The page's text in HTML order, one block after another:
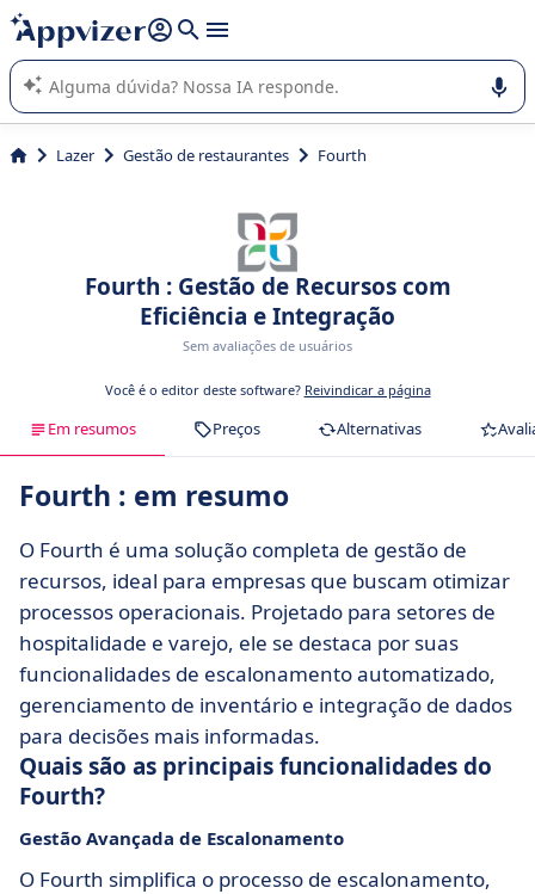
de nossa IA (várias linhas com
A IA do Appvizer o orienta no uso ou na seleção de software
SaaS para sua empresa.
Lazer Gestão de restaurantes Fourth
Fourth : Gestão de Recursos com
Eficiência e Integração
Sem avaliações de usuários
Você é o editor deste software? Reivindicar a página
Em resumos Preços Alternativas
Fourth : em resumo
O Fourth é uma solução completa de gestão de
recursos, ideal para empresas que buscam otimizar
processos operacionais. Projetado para setores de
hospitalidade e varejo, ele se destaca por suas
funcionalidades de escalonamento automatizado,
gerenciamento de inventário e integração de dados
para decisões mais informadas.
Quais são as principais funcionalidades do
Fourth?
Gestão Avançada de Escalonamento
O Fourth simplifica o processo de escalonamento,